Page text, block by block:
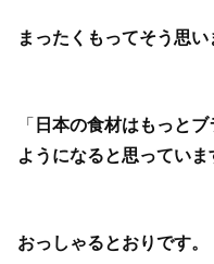
まったくもってそう思い
「 日本の食材はもっと
ようになると思っていま
おっしゃるとおりです。